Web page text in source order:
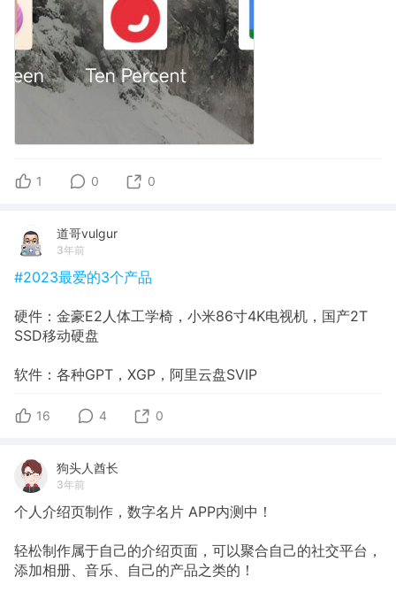
1 0 0
道哥vulgur
3年前
#2023最爱的3个产品
硬件：金豪E2人体工学椅，小米86寸4K电视机，国产2T
SSD移动硬盘
软件：各种GPT，XGP，阿里云盘SVIP
16 4 0
狗头人酋长
3年前
个人介绍页制作，数字名片 APP内测中！
轻松制作属于自己的介绍页面，可以聚合自己的社交平台，
添加相册、音乐、自己的产品之类的！